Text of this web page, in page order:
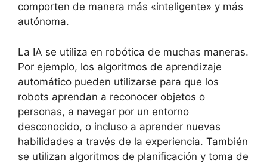
comporten de manera más «inteligente» y más
autónoma.
La IA se utiliza en robótica de muchas maneras.
Por ejemplo, los algoritmos de aprendizaje
automático pueden utilizarse para que los
robots aprendan a reconocer objetos o
personas, a navegar por un entorno
desconocido, o incluso a aprender nuevas
habilidades a través de la experiencia. También
se utilizan algoritmos de planificación y toma de